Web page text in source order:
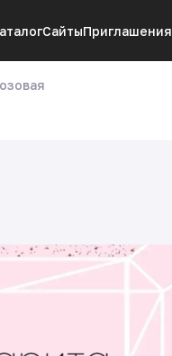
СайтыПриглашения